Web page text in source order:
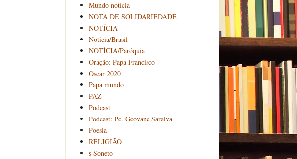
Mundo notícia
NOTA DE SOLIDARIEDADE
NOTÍCIA
Notícia/Brasil
NOTÍCIA/Paróquia
Oração: Papa Francisco
Oscar 2020
Papa mundo
PAZ
Podcast
Podcast: Pe. Geovane Saraiva
Poesia
RELIGIÃO
s Soneto